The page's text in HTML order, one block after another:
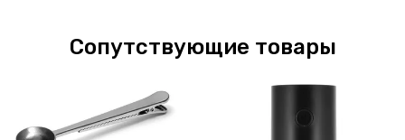
Сопутствующие товары